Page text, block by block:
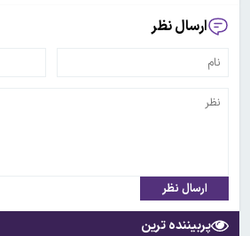
ارسال نظر
ارسال نظر
پربیننده ترین